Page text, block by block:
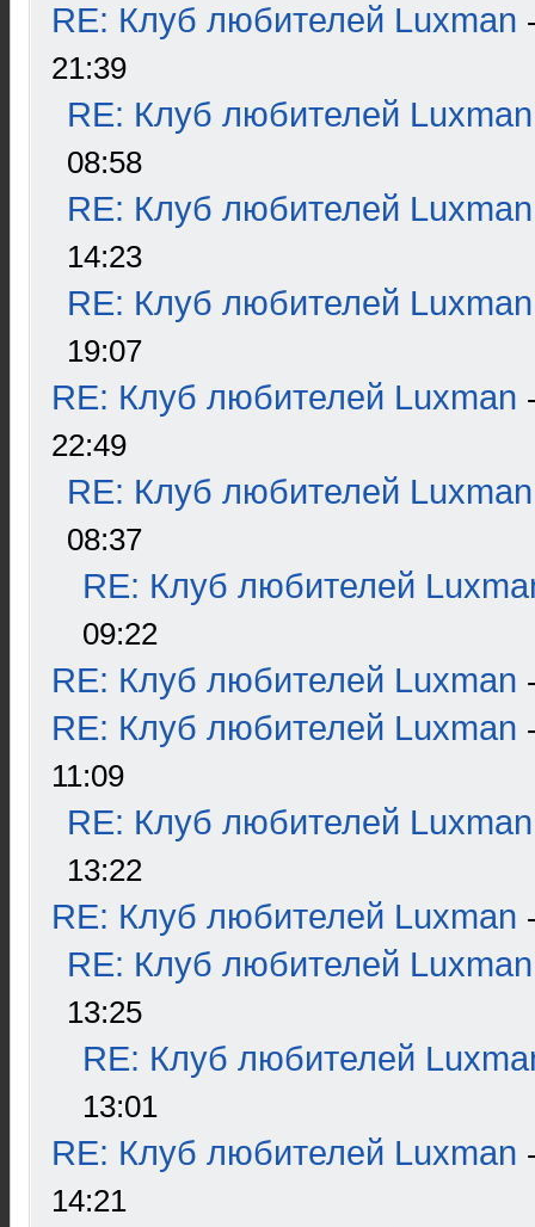
RE: Клуб любителей Luxman
21:39
RE: Клуб любителей Luxman
08:58
RE: Клуб любителей Luxman
14:23
RE: Клуб любителей Luxman
19:07
RE: Клуб любителей Luxman
22:49
RE: Клуб любителей Luxman
08:37
RE: Клуб любителей
09:22
RE: Клуб любителей Luxman
RE: Клуб любителей Luxman
11:09
RE: Клуб любителей Luxman
13:22
RE: Клуб любителей Luxman
RE: Клуб любителей Luxman
13:25
RE: Клуб любителей
13:01
RE: Клуб любителей Luxman
14:21